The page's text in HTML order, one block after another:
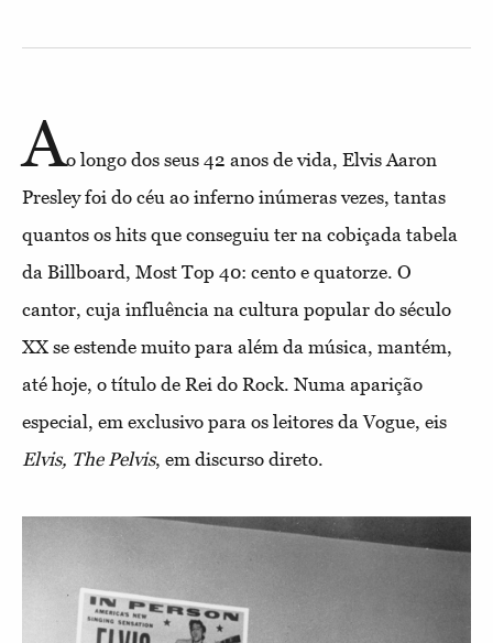
Ao longo dos seus 42 anos de vida, Elvis Aaron
Presley foi do céu ao inferno inúmeras vezes, tantas
quantos os hits que conseguiu ter na cobiçada tabela
da Billboard, Most Top 40: cento e quatorze. O
cantor, cuja influência na cultura popular do século
XX se estende muito para além da música, mantém,
até hoje, o título de Rei do Rock. Numa aparição
especial, em exclusivo para os leitores da Vogue, eis
Elvis, The Pelvis, em discurso direto.